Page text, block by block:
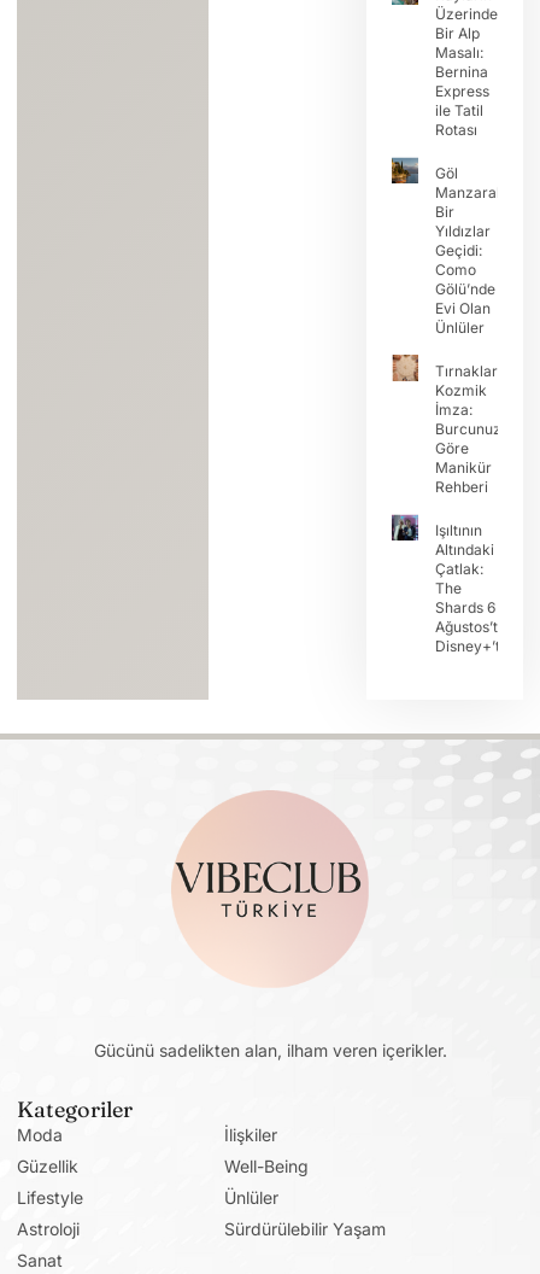
Üzerinde
Bir Alp
Masalı:
Bernina
Express
ile Tatil
Rotası
Göl
Manzaralı
Bir
Yıldızlar
Geçidi:
Como
Gölü’nde
Evi Olan
Ünlüler
Tırnaklarda
Kozmik
İmza:
Burcunuza
Göre
Manikür
Rehberi
Işıltının
Altındaki
Çatlak:
The
Shards 6
Ağustos’ta
Disney+’ta
Gücünü sadelikten alan, ilham veren içerikler.
Kategoriler
Moda
Güzellik
Lifestyle
Astroloji
Sanat
İlişkiler
Well-Being
Ünlüler
Sürdürülebilir Yaşam